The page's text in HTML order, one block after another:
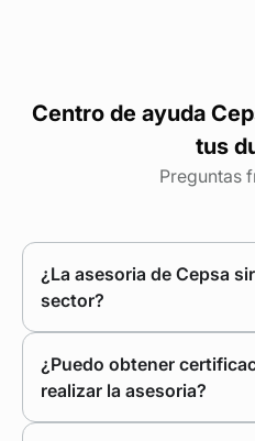
Centro de ayuda
tus
Preguntas
¿La asesoria de Cepsa
sector?
¿Puedo obtener
realizar la asesoria?